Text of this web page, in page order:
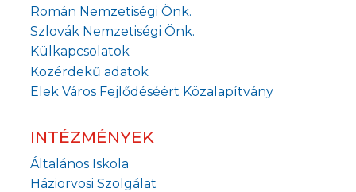
Román Nemzetiségi Önk.
Szlovák Nemzetiségi Önk.
Külkapcsolatok
Közérdekű adatok
Elek Város Fejlődéséért Közalapítvány
INTÉZMÉNYEK
Általános Iskola
Háziorvosi Szolgálat